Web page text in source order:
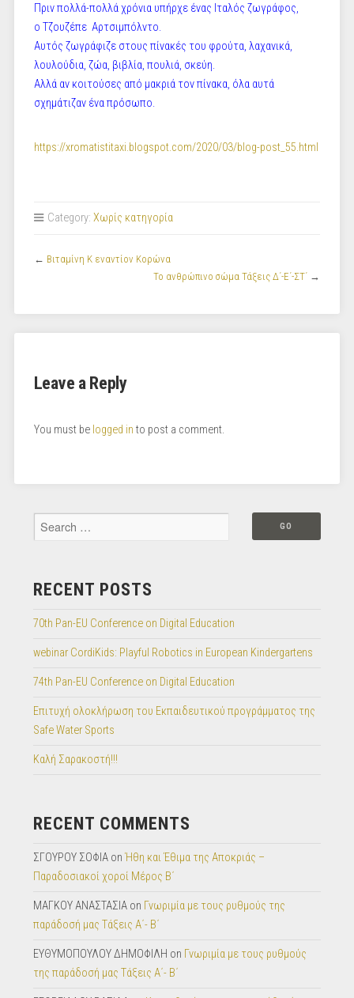
Πριν πολλά-πολλά χρόνια υπήρχε ένας Ιταλός ζωγράφος,
ο Τζουζέπε Αρτσιμπόλντο.
Αυτός ζωγράφιζε στους πίνακές του φρούτα, λαχανικά,
λουλούδια, ζώα, βιβλία, πουλιά, σκεύη.
Αλλά αν κοιτούσες από μακριά τον πίνακα, όλα αυτά
σχημάτιζαν ένα πρόσωπο.
https://xromatistitaxi.blogspot.com/2020/03/blog-post_55.html
Category: Χωρίς κατηγορία
← Βιταμίνη Κ εναντίον Κορώνα
Το ανθρώπινο σώμα Τάξεις Δ΄-Ε΄-ΣΤ΄ →
Leave a Reply
You must be logged in to post a comment.
RECENT POSTS
70th Pan-EU Conference on Digital Education
webinar CordiKids: Playful Robotics in European Kindergartens
74th Pan-EU Conference on Digital Education
Επιτυχή ολοκλήρωση του Εκπαιδευτικού προγράμματος της
Safe Water Sports
Καλή Σαρακοστή!!!
RECENT COMMENTS
ΣΓΟΥΡΟΥ ΣΟΦΙΑon Ήθη και Έθιμα της Αποκριάς –
Παραδοσιακοί χοροί Μέρος Β΄
ΜΑΓΚΟΥ ΑΝΑΣΤΑΣΙΑon Γνωριμία με τους ρυθμούς της
παράδοσή μας Tάξεις Α΄- Β΄
ΕΥΘΥΜΟΠΟΥΛΟΥ ΔΗΜΟΦΙΛΗ on Γνωριμία με τους ρυθμούς
της παράδοσή μας Tάξεις Α΄- Β΄